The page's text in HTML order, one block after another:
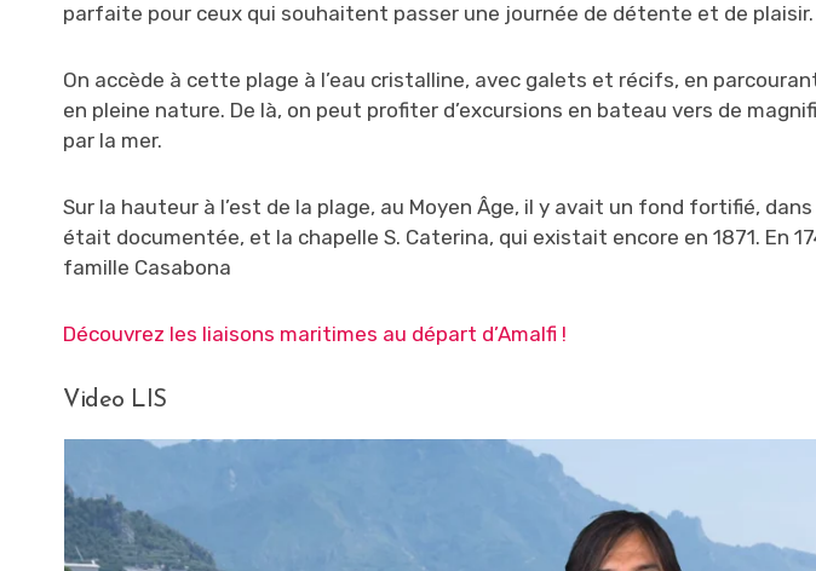
parfaite pour ceux qui souhaitent passer une journée de détente et de plaisir.
On accède à cette plage à l’eau cristalline, avec galets et récifs, en
en pleine nature. De là, on peut profiter d’excursions en bateau vers de
par la mer.
Sur la hauteur à l’est de la plage, au Moyen Âge, il y avait un fond fortifié,
était documentée, et la chapelle S. Caterina, qui existait encore en 1871. En
famille Casabona
Découvrez les liaisons maritimes au départ d’Amalfi !
Video LIS